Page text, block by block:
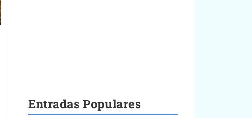
Entradas Populares